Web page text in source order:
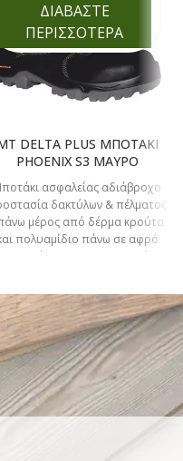
DELTA PLUS ΜΠΟΤΑΚΙ
PHOENIX S3 ΜΑΥΡΟ
ασφαλείας αδιάβροχο
δακτύλων & πέλματος
μέρος από δέρμα κρούτα
πολυαμίδιο πάνω σε αφρό
EVA Φόδρα απορροφητική
ΔΙΑΒΑΣΤΕ
ΠΕΡΙΣΣΟΤΕΡΑ